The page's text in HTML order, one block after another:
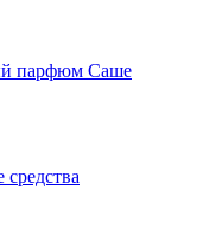
парфюм Саше